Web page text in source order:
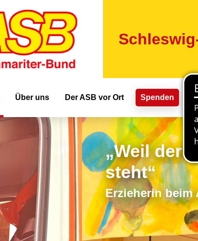
Über uns Der ASB vor Ort Spenden
„Weil der
steht“
Erzieherin beim